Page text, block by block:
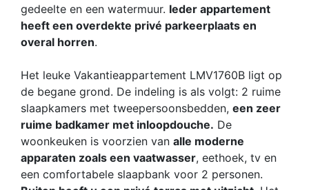
gedeelte en een watermuur. Ieder appartement
heeft een overdekte privé parkeerplaats en
overal horren.
Het leuke Vakantieappartement LMV1760B ligt op
de begane grond. De indeling is als volgt: 2 ruime
slaapkamers met tweepersoonsbedden, een zeer
ruime badkamer met inloopdouche. De
woonkeuken is voorzien van alle moderne
apparaten zoals een vaatwasser, eethoek, tv en
een comfortabele slaapbank voor 2 personen.